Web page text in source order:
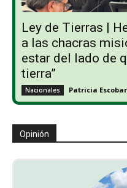
Ley de Tierras |
a las chacras
estar del lado de
tierra”
Nacionales Patricia Escobar
Opinión